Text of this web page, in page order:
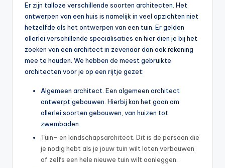
Er zijn talloze verschillende soorten architecten. Het
ontwerpen van een huis is namelijk in veel opzichten niet
hetzelfde als het ontwerpen van een tuin. Er gelden
allerlei verschillende specialisaties en hier dien je bij het
zoeken van een architect in zevenaar dan ook rekening
mee te houden. We hebben de meest gebruikte
architecten voor je op een rijtje gezet:
Algemeen architect. Een algemeen architect
ontwerpt gebouwen. Hierbij kan het gaan om
allerlei soorten gebouwen, van huizen tot
zwembaden.
Tuin- en landschapsarchitect. Dit is de persoon die
je nodig hebt als je jouw tuin wilt laten verbouwen
of zelfs een hele nieuwe tuin wilt aanleggen.